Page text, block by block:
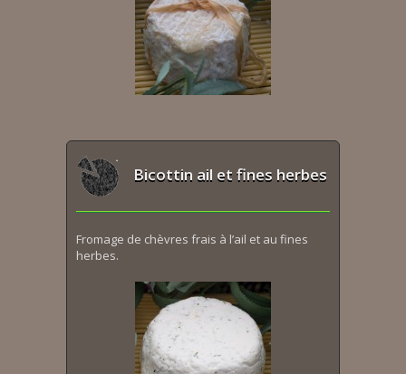
Bicottin ail et fines herbes
Fromage de chèvres frais à l’ail et au fines
herbes.